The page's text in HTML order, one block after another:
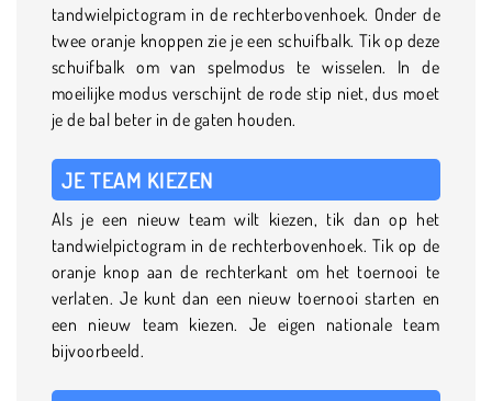
tandwielpictogram in de rechterbovenhoek. Onder de
twee oranje knoppen zie je een schuifbalk. Tik op deze
schuifbalk om van spelmodus te wisselen. In de
moeilijke modus verschijnt de rode stip niet, dus moet
je de bal beter in de gaten houden.
JE TEAM KIEZEN
Als je een nieuw team wilt kiezen, tik dan op het
tandwielpictogram in de rechterbovenhoek. Tik op de
oranje knop aan de rechterkant om het toernooi te
verlaten. Je kunt dan een nieuw toernooi starten en
een nieuw team kiezen. Je eigen nationale team
bijvoorbeeld.